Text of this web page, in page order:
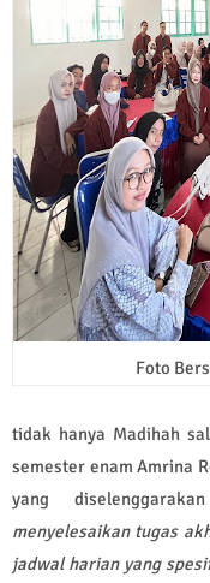
Foto
tidak hanya Madihah
semester enam Amrina
yang
menyelesaikan tugas
jadwal harian yang